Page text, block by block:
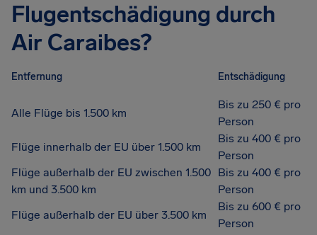
Flugentschädigung durch
Air Caraibes?
Entfernung Entschädigung
Alle Flüge bis 1.500 km
Bis zu 250 € pro
Person
Flüge innerhalb der EU über 1.500 km
Bis zu 400 € pro
Person
Flüge außerhalb der EU zwischen 1.500
km und 3.500 km
Bis zu 400 € pro
Person
Flüge außerhalb der EU über 3.500 km
Bis zu 600 € pro
Person